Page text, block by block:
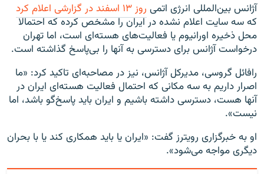
آژانس بین‌المللی انرژی اتمی روز ۱۳ اسفند در گزارشی اعلام کرد
که سه سایت اعلام نشده در ایران را مشخص کرده که احتمالا
محل ذخیره اورانیوم یا فعالیت‌های هسته‌ای است، اما تهران
درخواست آژانس برای دسترسی به آنها را بی‌پاسخ گذاشته است.
رافائل گروسی، مدیرکل آژانس، نیز در مصاحبه‌ای تاکید کرد: «ما
اصرار داریم به سه مکانی که احتمال فعالیت هسته‌ای ایران در
آنها هست، دسترسی داشته باشیم و ایران باید پاسخ‌گو باشد، اما
نیست».
او به خبرگزاری رویترز گفت: «ایران یا باید همکاری کند یا با بحران
دیگری مواجه می‌شود».